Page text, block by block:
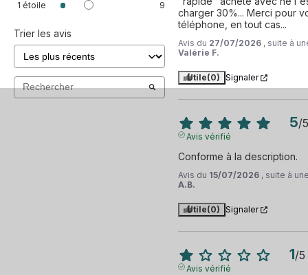
1 étoile 9
Trier les avis
charger 30%... Merci pour
téléphone, en tout cas...
Avis du 27/07/2026 , suite à
Valérie F.
Utile(0) Signaler
5/5
Avis vérifié
Conforme à la description.
Avis du 15/07/2026 , suite à
A.B.
Utile(0) Signaler
1/5
Avis vérifié